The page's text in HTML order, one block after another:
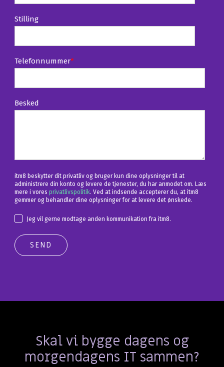
Stilling
Telefonnummer*
Besked
itm8 beskytter dit privatliv og bruger kun dine oplysninger til at
administrere din konto og levere de tjenester, du har anmodet om. Læs
mere i vores privatlivspolitik. Ved at indsende accepterer du, at itm8
gemmer og behandler dine oplysninger for at levere det ønskede.
Jeg vil gerne modtage anden kommunikation fra itm8.
Skal vi bygge dagens og
morgendagens IT sammen?